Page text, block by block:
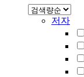
저자